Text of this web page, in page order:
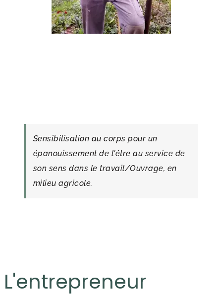
Sensibilisation au corps pour un
épanouissement de l'être au service de
son sens dans le travail/Ouvrage, en
milieu agricole.
L'entrepreneur